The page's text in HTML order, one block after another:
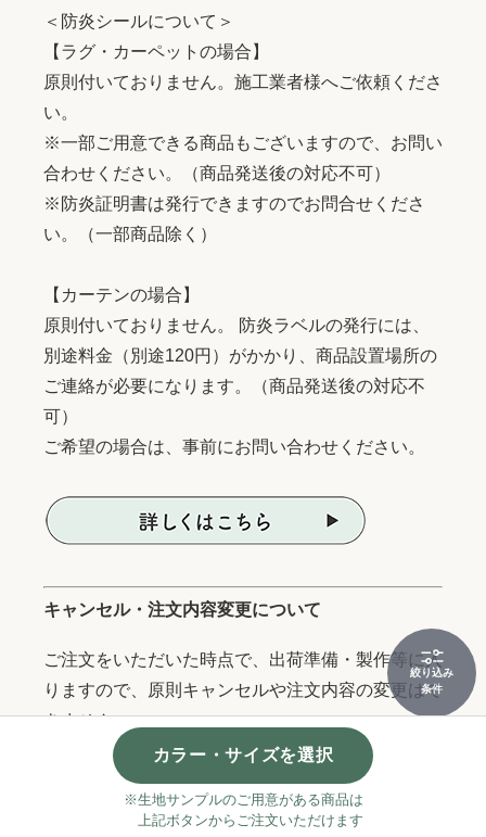
絞り込み
条件
カラー・サイズを選択
※生地サンプルのご用意がある商品は
上記ボタンからご注文いただけます
＜防炎シールについて＞
【ラグ・カーペットの場合】
原則付いておりません。施工業者様へご依頼くださ
い。
※一部ご用意できる商品もございますので、お問い
合わせください。（商品発送後の対応不可）
※防炎証明書は発行できますのでお問合せくださ
い。（一部商品除く）
【カーテンの場合】
原則付いておりません。 防炎ラベルの発行には、
別途料金（別途120円）がかかり、商品設置場所の
ご連絡が必要になります。（商品発送後の対応不
可）
ご希望の場合は、事前にお問い合わせください。
キャンセル・注文内容変更について
ご注文をいただいた時点で、出荷準備・製作等に入
りますので、原則キャンセルや注文内容の変更はで
きません。
状況によっては、お届け先住所などの変更も出来か
ねる場合がございますので、サイズ・品番・色・住
所等、再度ご確認の上ご注文お願いします。